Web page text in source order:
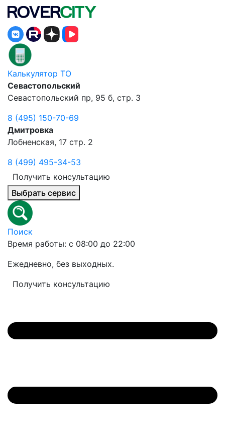
Калькулятор ТО
Севастопольский
Севастопольский пр, 95 б, стр. 3
8 (495) 150-70-69
Дмитровка
Лобненская, 17 стр. 2
8 (499) 495-34-53
Получить консультацию
Выбрать сервис
Поиск
Время работы: с 08:00 до 22:00
Ежедневно, без выходных.
Получить консультацию